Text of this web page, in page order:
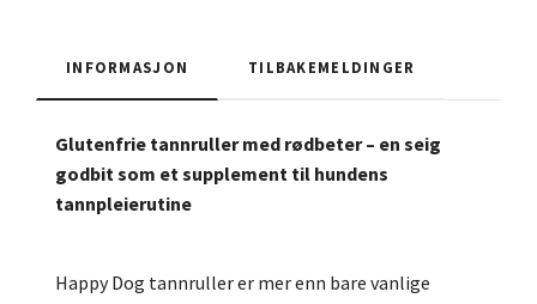
INFORMASJON TILBAKEMELDINGER
Glutenfrie tannruller med rødbeter – en seig
godbit som et supplement til hundens
tannpleierutine
Happy Dog tannruller er mer enn bare vanlige